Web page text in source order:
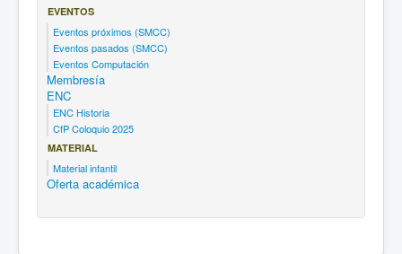
EVENTOS
Eventos próximos (SMCC)
Eventos pasados (SMCC)
Eventos Computación
Membresía
ENC
ENC Historia
CfP Coloquio 2025
MATERIAL
Material infantil
Oferta académica